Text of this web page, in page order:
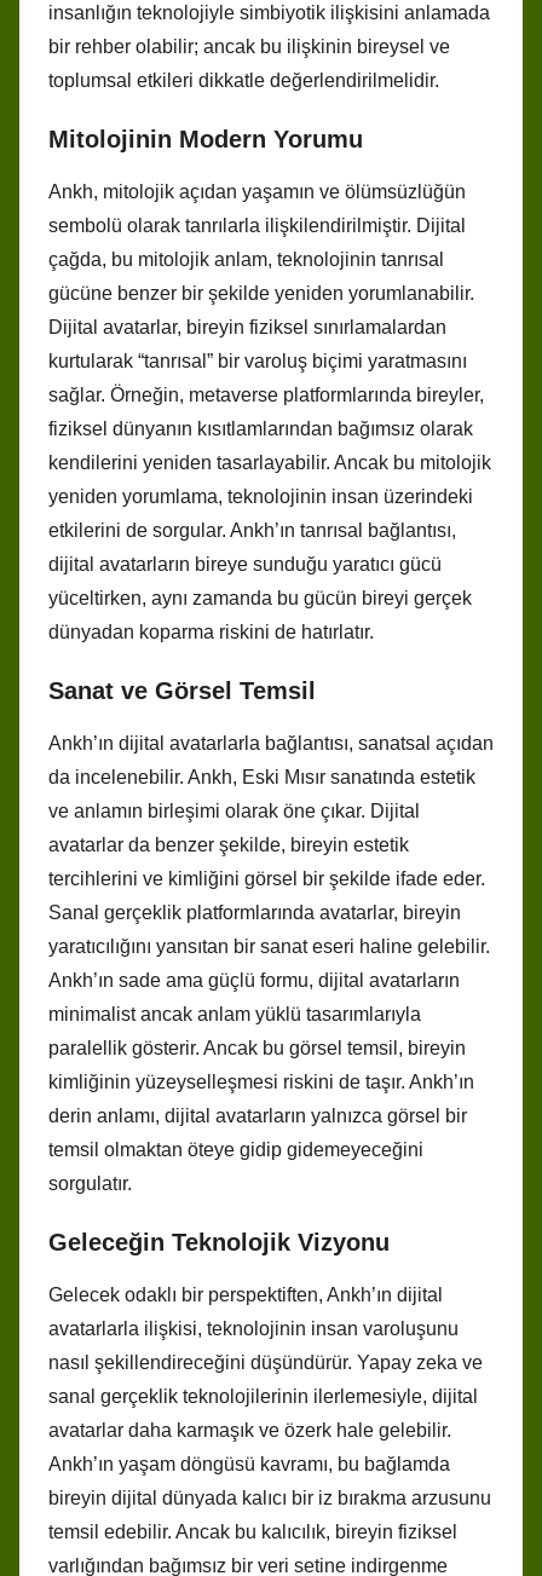
insanlığın teknolojiyle simbiyotik ilişkisini anlamada
bir rehber olabilir; ancak bu ilişkinin bireysel ve
toplumsal etkileri dikkatle değerlendirilmelidir.
Mitolojinin Modern Yorumu
Ankh, mitolojik açıdan yaşamın ve ölümsüzlüğün
sembolü olarak tanrılarla ilişkilendirilmiştir. Dijital
çağda, bu mitolojik anlam, teknolojinin tanrısal
gücüne benzer bir şekilde yeniden yorumlanabilir.
Dijital avatarlar, bireyin fiziksel sınırlamalardan
kurtularak “tanrısal” bir varoluş biçimi yaratmasını
sağlar. Örneğin, metaverse platformlarında bireyler,
fiziksel dünyanın kısıtlamlarından bağımsız olarak
kendilerini yeniden tasarlayabilir. Ancak bu mitolojik
yeniden yorumlama, teknolojinin insan üzerindeki
etkilerini de sorgular. Ankh’ın tanrısal bağlantısı,
dijital avatarların bireye sunduğu yaratıcı gücü
yüceltirken, aynı zamanda bu gücün bireyi gerçek
dünyadan koparma riskini de hatırlatır.
Sanat ve Görsel Temsil
Ankh’ın dijital avatarlarla bağlantısı, sanatsal açıdan
da incelenebilir. Ankh, Eski Mısır sanatında estetik
ve anlamın birleşimi olarak öne çıkar. Dijital
avatarlar da benzer şekilde, bireyin estetik
tercihlerini ve kimliğini görsel bir şekilde ifade eder.
Sanal gerçeklik platformlarında avatarlar, bireyin
yaratıcılığını yansıtan bir sanat eseri haline gelebilir.
Ankh’ın sade ama güçlü formu, dijital avatarların
minimalist ancak anlam yüklü tasarımlarıyla
paralellik gösterir. Ancak bu görsel temsil, bireyin
kimliğinin yüzeyselleşmesi riskini de taşır. Ankh’ın
derin anlamı, dijital avatarların yalnızca görsel bir
temsil olmaktan öteye gidip gidemeyeceğini
sorgulatır.
Geleceğin Teknolojik Vizyonu
Gelecek odaklı bir perspektiften, Ankh’ın dijital
avatarlarla ilişkisi, teknolojinin insan varoluşunu
nasıl şekillendireceğini düşündürür. Yapay zeka ve
sanal gerçeklik teknolojilerinin ilerlemesiyle, dijital
avatarlar daha karmaşık ve özerk hale gelebilir.
Ankh’ın yaşam döngüsü kavramı, bu bağlamda
bireyin dijital dünyada kalıcı bir iz bırakma arzusunu
temsil edebilir. Ancak bu kalıcılık, bireyin fiziksel
varlığından bağımsız bir veri setine indirgenme